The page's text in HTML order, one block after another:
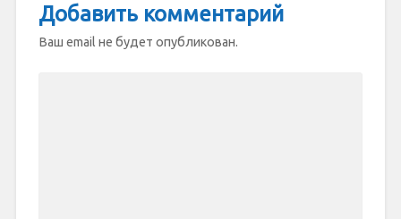
Добавить комментарий
Ваш email не будет опубликован.